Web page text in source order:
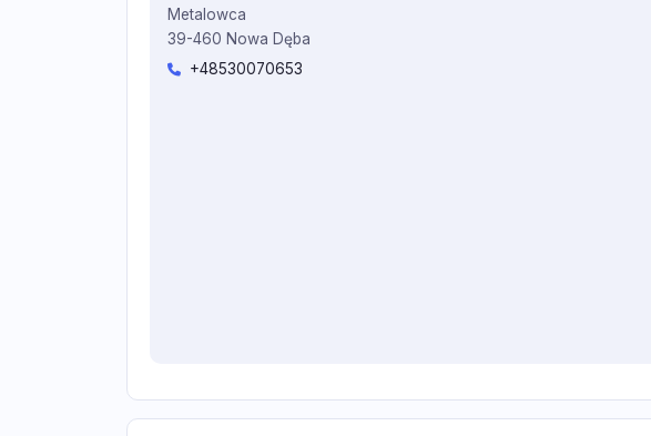
Metalowca
39-460 Nowa Dęba
+48530070653